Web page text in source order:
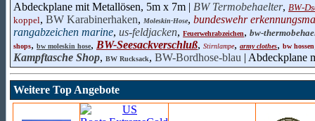
Abdeckplane mit Metallösen, 5m x 7m | BW Termobehaelter, BW-
koppel, BW Karabinerhaken, Moleskin-Hose, bundeswehr
rangabzeichen marine, us-feldjacken, Feuerwehrabzeichen, bw-
shops, bw moleskin hose, BW-Seesackverschluß, Stirnlampe, army clothes, bw hossen
Kampftasche Shop, BW Rucksack, BW-Bordhose-blau | Abdeckplane
Weitere Top Angebote